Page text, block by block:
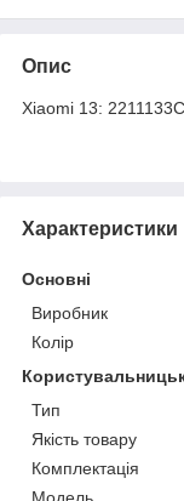
Опис
Xiaomi 13:
Характеристики
Основні
Виробник
Колір
Тип
Якість товару
Комплектація
Мoдель